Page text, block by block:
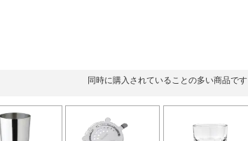
同時に購入されていることの多い商品です